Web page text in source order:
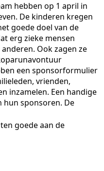
hebben op 1 april in
De kinderen kregen
goede doel van de
erg zieke mensen
Ook zagen ze
een sponsorformulier
vrienden,
inzamelen. Een handige
hun sponsoren. De
goede aan de